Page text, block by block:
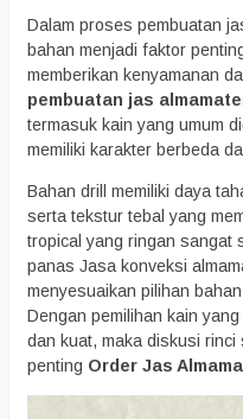
Dalam proses pembuatan
bahan menjadi faktor
memberikan kenyamanan
pembuatan jas
termasuk kain yang umum
memiliki karakter berbeda
Bahan drill memiliki daya
serta tekstur tebal yang
tropical yang ringan sangat
panas Jasa konveksi
menyesuaikan pilihan
Dengan pemilihan kain
dan kuat, maka diskusi rinci
penting Order Jas